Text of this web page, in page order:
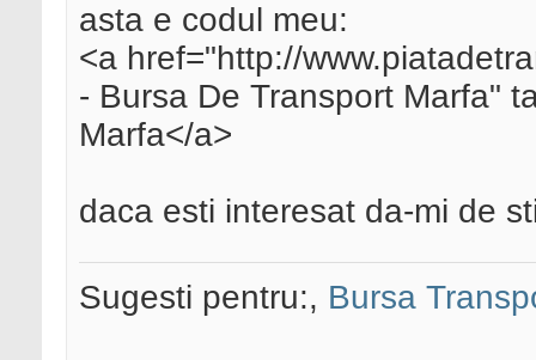
asta e codul meu:
<a href="http://
- Bursa De Transport Marfa"
Marfa</a>
daca esti interesat da-mi de
Sugesti pentru:, Bursa